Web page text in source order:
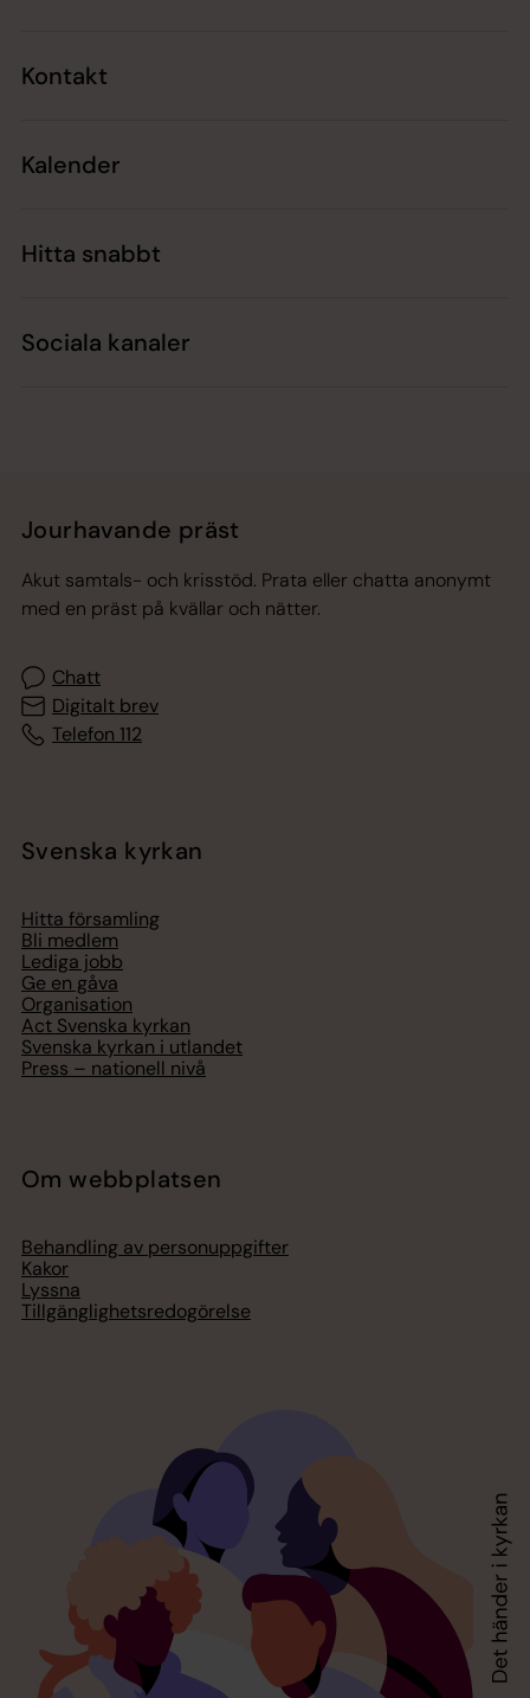
Kontakt
Kalender
Hitta snabbt
Sociala kanaler
Jourhavande präst
Akut samtals- och krisstöd. Prata eller chatta anonymt
med en präst på kvällar och nätter.
Chatt
Digitalt brev
Telefon 112
Svenska kyrkan
Hitta församling
Bli medlem
Lediga jobb
Ge en gåva
Organisation
Act Svenska kyrkan
Svenska kyrkan i utlandet
Press – nationell nivå
Om webbplatsen
Behandling av personuppgifter
Kakor
Lyssna
Tillgänglighetsredogörelse